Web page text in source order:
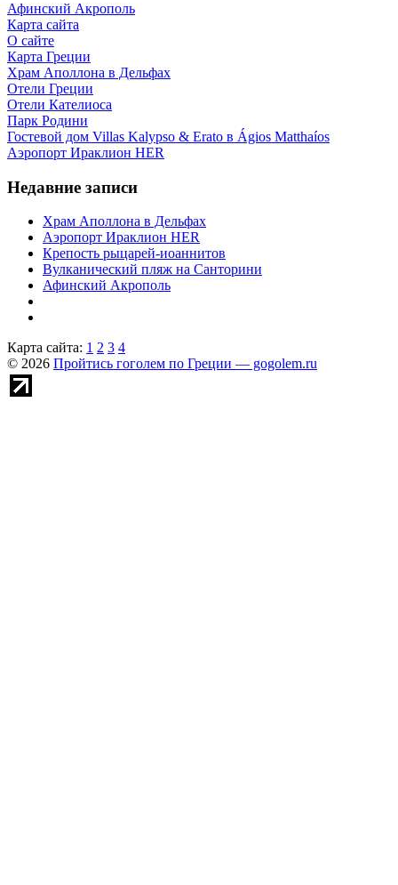
Афинский Акрополь
Карта сайта
О сайте
Карта Греции
Храм Аполлона в Дельфах
Отели Греции
Отели Кателиоса
Парк Родини
Гостевой дом Villas Kalypso & Erato в Ágios Matthaíos
Аэропорт Ираклион HER
Недавние записи
Храм Аполлона в Дельфах
Аэропорт Ираклион HER
Крепость рыцарей-иоаннитов
Вулканический пляж на Санторини
Афинский Акрополь
Карта сайта: 1 2 3 4
© 2026 Пройтись гоголем по Греции — gogolem.ru